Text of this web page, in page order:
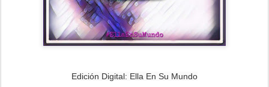
Edición Digital: Ella En Su Mundo